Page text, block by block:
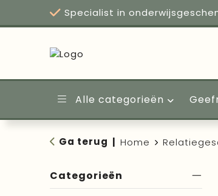
Specialist in
Alle categorieën
Ga terug Home
Categorieën